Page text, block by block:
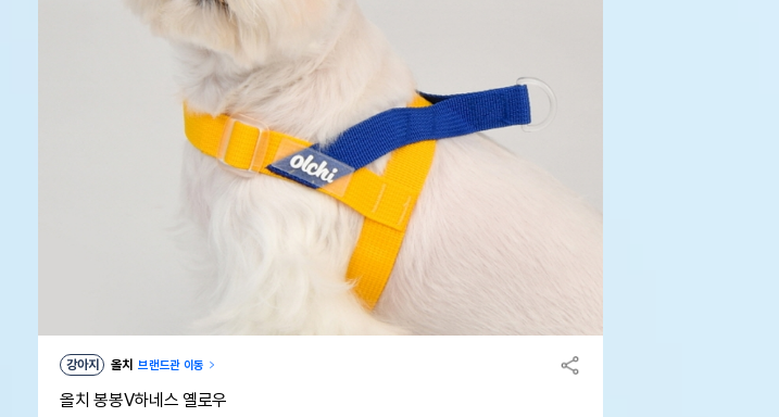
강아지 올치 브랜드관 이동
올치 봉봉V하네스 옐로우